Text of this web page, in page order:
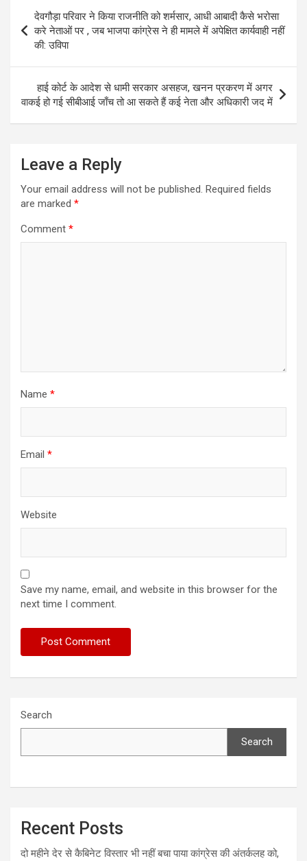
A
p
p
o
k
n
e
r
e
r
m
Post
navigation
देवगौड़ा परिवार ने किया राजनीति को शर्मसार, आधी आबादी कैसे भरोसा
करे नेताओं पर , जब भाजपा कांग्रेस ने ही मामले में अपेक्षित कार्यवाही नहीं
की: उविपा
हाई कोर्ट के आदेश से धामी सरकार असहज, खनन प्रकरण में अगर
वाकई हो गई सीबीआई जाँच तो आ सकते हैं कई नेता और अधिकारी जद में
Leave a Reply
Your email address will not be published. Required fields
are marked *
Comment *
Name *
Email *
Website
Save my name, email, and website in this browser for the
next time I comment.
Search
Search
Recent Posts
दो महीने देर से कैबिनेट विस्तार भी नहीं बचा पाया कांग्रेस की अंतर्कलह को,